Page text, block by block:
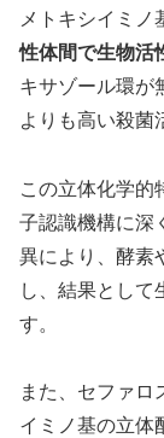
メトキシイミノ
性体間で生物活
キサゾール環が
よりも高い殺菌
この立体化学的
子認識機構に深
異により、酵素
し、結果として
す。
また、セファロ
イミノ基の立体